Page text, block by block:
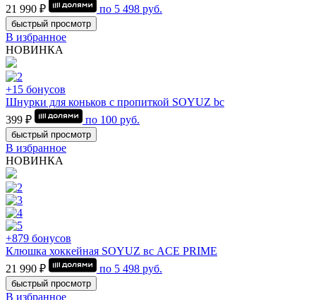
21 990 ₽ по 5 498 руб.
быстрый просмотр
В избранное
НОВИНКА
+15 бонусов
Шнурки для коньков с пропиткой SOYUZ bc
399 ₽
по 100 руб.
быстрый просмотр
В избранное
НОВИНКА
+879 бонусов
Клюшка хоккейная SOYUZ вс ACE PRIME
21 990 ₽
по 5 498 руб.
быстрый просмотр
В избранное